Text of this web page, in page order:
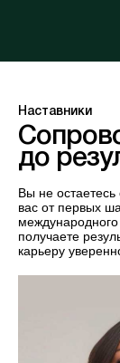
Наставники
до
Вы не
вас от первых
получаете
карьеру